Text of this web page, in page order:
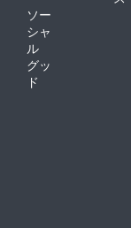
ソー
シャ
ル
グッ
ド